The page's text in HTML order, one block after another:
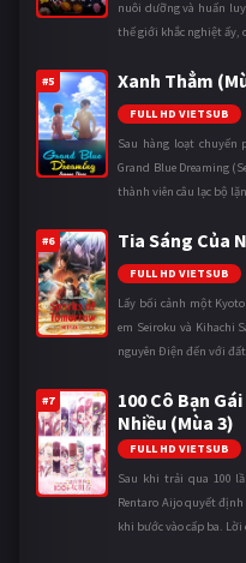
nuôi dưỡng và huấn
thế giới khắc nghiệt ấy,
#5 Xanh Thẳm
FULL HD VIETSUB
Sau hàng loạt chuyến
Grand Blue Dreaming
thành viên câu lạc bộ
#6 Tia Sáng Của
FULL HD VIETSUB
Lấy bối cảnh một
em Seiroku và Kihachi
nguyên Điện đến với
#7
100 Cô Bạn
Nhiều (Mùa 3)
FULL HD VIETSUB
Sau khi trải qua 100
Rentaro Aijo quyết
khi bước vào cấp ba. Lời